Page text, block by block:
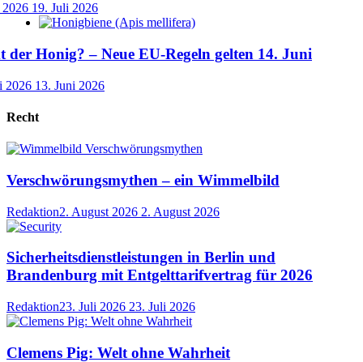
19. Juli 2026
der Honig? – Neue EU-Regeln gelten 14. Juni
2026 13. Juni 2026
Recht
Verschwörungsmythen – ein Wimmelbild
Redaktion2. August 2026 2. August 2026
Sicherheitsdienstleistungen in Berlin und
Brandenburg mit Entgelttarifvertrag für 2026
Redaktion23. Juli 2026 23. Juli 2026
Clemens Pig: Welt ohne Wahrheit